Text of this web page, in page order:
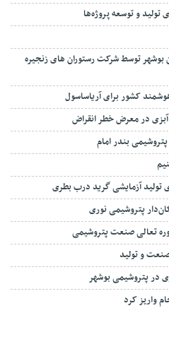
تولید و توسعه پروژه‌ها
استان بوشهر توسط شرکت رستوران های زنجیره
کشور برای آریاساسول
آبزی در معرض خطر انقراض
بندر امام
آزمایشی گرید درب بطری
پتروشیمی نوری
تعالی صنعت پتروشیمی
و تولید
در پتروشیمی بوشهر